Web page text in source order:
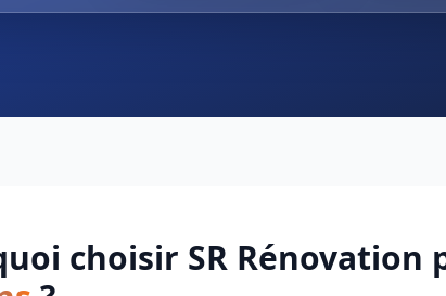
choisir SR Rénovation